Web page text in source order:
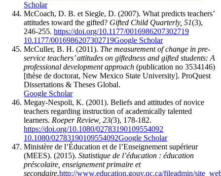
Scholar
McCoach, D. B. et Siegle, D. (2007). What predicts teachers’
attitudes toward the gifted? Gifted Child Quarterly, 51(3),
246-255. https://doi.org/10.1177/0016986207302719
10.1177/0016986207302719Google Scholar
McCuller, B. H. (2011). The measurement of change in pre-
service teachers’ attitudes on giftedness and gifted students: A
professional development approach (publication no 3534146)
[thèse de doctorat, New Mexico State University]. ProQuest
Dissertations & Theses Global.
Google Scholar
Megay-Nespoli, K. (2001). Beliefs and attitudes of novice
teachers regarding instruction of academically talented
learners. Roeper Review, 23(3), 178-182.
https://doi.org/10.1080/02783190109554092
10.1080/02783190109554092Google Scholar
Ministère de l’Éducation et de l’Enseignement supérieur
(MEES). (2015). Statistique de l’éducation : éducation
préscolaire, enseignement primaire et
secondaire.http://www.education.gouv.qc.ca/fileadmin/